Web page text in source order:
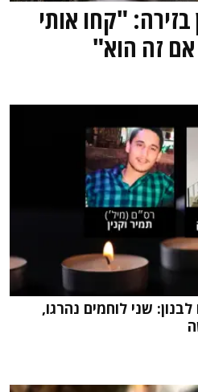
בזירה: "קחו אותי
אם זה הוא"
שני לוחמים נהרגו,